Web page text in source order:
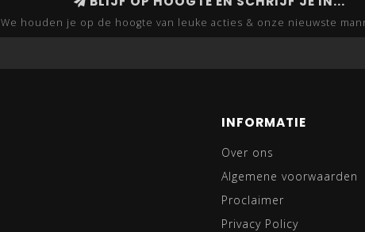
We houden je op de hoogte van leuke acties & onze nieuwste
INFORMATIE
Over ons
Algemene voorwaarden
Proclaimer
Privacy Policy